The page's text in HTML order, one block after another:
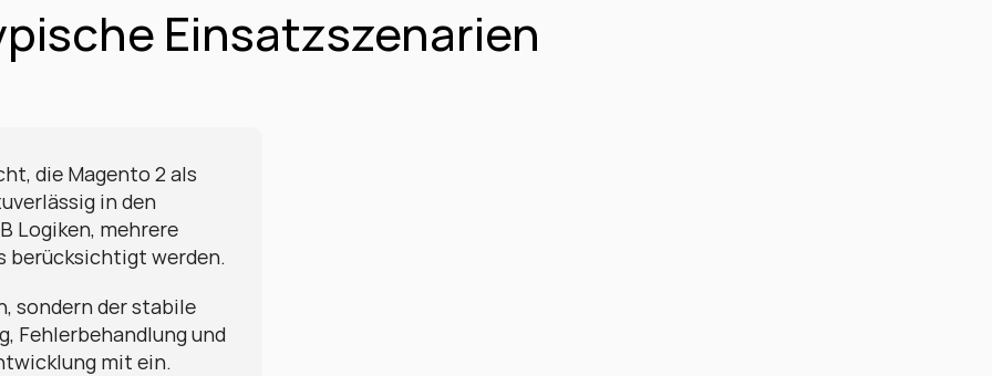
Einsatzszenarien
die Magento 2 als
in den
Logiken, mehrere
berücksichtigt werden.
sondern der stabile
Fehlerbehandlung und
mit ein.